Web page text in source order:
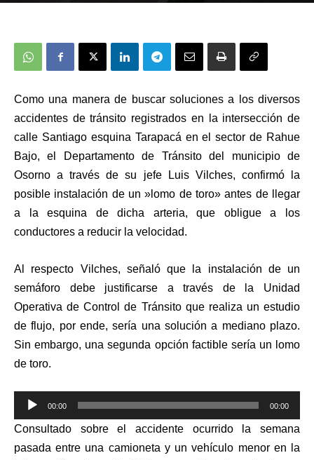
Como una manera de buscar soluciones a los diversos
accidentes de tránsito registrados en la intersección de
calle Santiago esquina Tarapacá en el sector de Rahue
Bajo, el Departamento de Tránsito del municipio de
Osorno a través de su jefe Luis Vilches, confirmó la
posible instalación de un »lomo de toro» antes de llegar
a la esquina de dicha arteria, que obligue a los
conductores a reducir la velocidad.
Al respecto Vilches, señaló que la instalación de un
semáforo debe justificarse a través de la Unidad
Operativa de Control de Tránsito que realiza un estudio
de flujo, por ende, sería una solución a mediano plazo.
Sin embargo, una segunda opción factible sería un lomo
de toro.
Reproductor
de
audio
00:00 00:00
Consultado sobre el accidente ocurrido la semana
pasada entre una camioneta y un vehículo menor en la